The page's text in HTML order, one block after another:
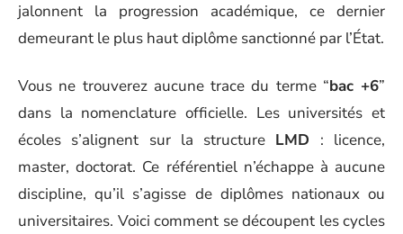
jalonnent la progression académique, ce dernier
demeurant le plus haut diplôme sanctionné par l’État.
Vous ne trouverez aucune trace du terme “bac +6”
dans la nomenclature officielle. Les universités et
écoles s’alignent sur la structure LMD : licence,
master, doctorat. Ce référentiel n’échappe à aucune
discipline, qu’il s’agisse de diplômes nationaux ou
universitaires. Voici comment se découpent les cycles